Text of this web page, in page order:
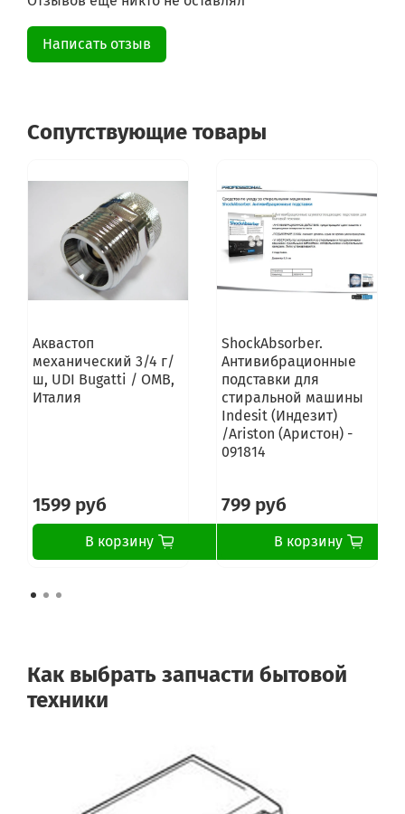
Написать отзыв
Сопутствующие товары
Аквастоп
механический 3/4 г/
ш, UDI Bugatti / OMB,
Италия
1599 руб
В корзину
ShockAbsorber.
Антивибрационные
подставки для
стиральной машины
Indesit (Индезит)
/Ariston (Аристон) -
091814
799 руб
В корзину
Как выбрать запчасти бытовой
техники